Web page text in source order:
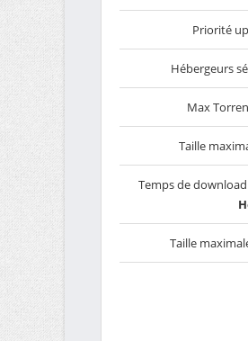
Priorité
Hébergeurs
Max
Taille
Temps de
Taille